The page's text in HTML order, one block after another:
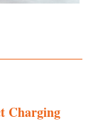
Charging